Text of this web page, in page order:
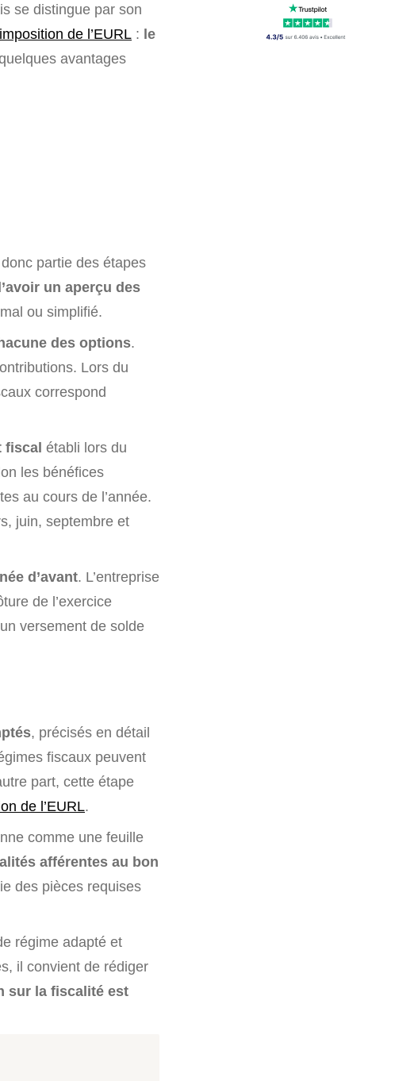
se distingue par son
imposition de l’EURL : le
avantages
partie des étapes
un aperçu des
ou simplifié.
des options.
Lors du
correspond
fiscal établi lors du
les bénéfices
au cours de l’année.
juin, septembre et
d’avant. L’entreprise
de l’exercice
versement de solde
, précisés en détail
fiscaux peuvent
part, cette étape
de l’EURL.
comme une feuille
afférentes au bon
des pièces requises
régime adapté et
il convient de rédiger
sur la fiscalité est